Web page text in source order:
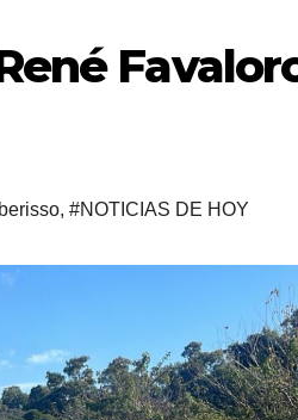
, #NOTICIAS DE HOY